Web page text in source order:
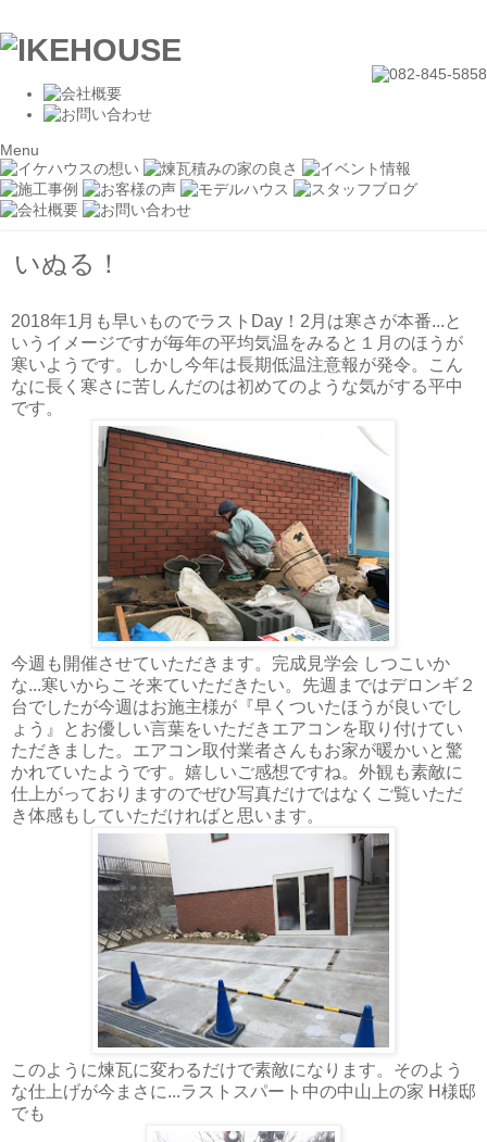
Menu
いぬる！
2018年1月も早いものでラストDay！2月は寒さが本番...と
いうイメージですが毎年の平均気温をみると１月のほうが
寒いようです。しかし今年は長期低温注意報が発令。こん
なに長く寒さに苦しんだのは初めてのような気がする平中
です。
今週も開催させていただきます。完成見学会 しつこいか
な...寒いからこそ来ていただきたい。先週まではデロンギ２
台でしたが今週はお施主様が『早くついたほうが良いでし
ょう』とお優しい言葉をいただきエアコンを取り付けてい
ただきました。エアコン取付業者さんもお家が暖かいと驚
かれていたようです。嬉しいご感想ですね。外観も素敵に
仕上がっておりますのでぜひ写真だけではなくご覧いただ
き体感もしていただければと思います。
このように煉瓦に変わるだけで素敵になります。そのよう
な仕上げが今まさに...ラストスパート中の中山上の家 H様邸
でも